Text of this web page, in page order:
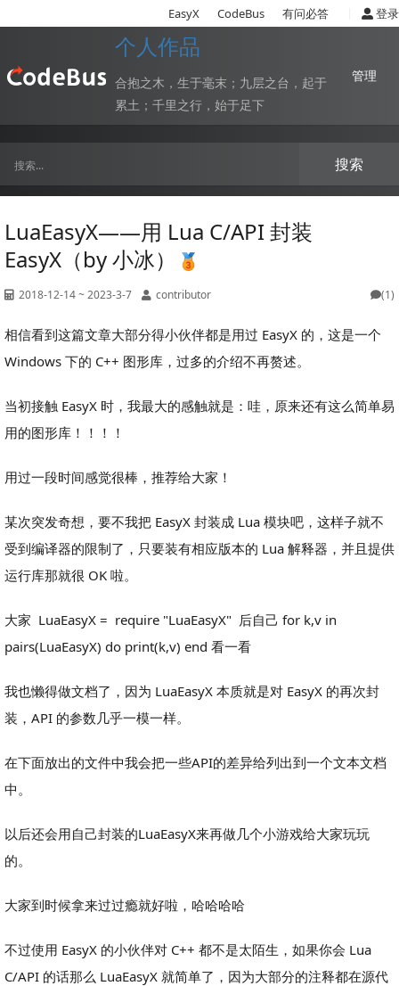
EasyX CodeBus 有问必答 登录
个人作品
合抱之木，生于毫末；九层之台，起于
累土；千里之行，始于足下
管理
LuaEasyX——用 Lua C/API 封装
EasyX（by 小冰）
2018-12-14 ~ 2023-3-7 contributor (1)
相信看到这篇文章大部分得小伙伴都是用过 EasyX 的，这是一个
Windows 下的 C++ 图形库，过多的介绍不再赘述。
当初接触 EasyX 时，我最大的感触就是：哇，原来还有这么简单易
用的图形库！！！！
用过一段时间感觉很棒，推荐给大家！
某次突发奇想，要不我把 EasyX 封装成 Lua 模块吧，这样子就不
受到编译器的限制了，只要装有相应版本的 Lua 解释器，并且提供
运行库那就很 OK 啦。
大家 LuaEasyX = require "LuaEasyX" 后自己 for k,v in
pairs(LuaEasyX) do print(k,v) end 看一看
我也懒得做文档了，因为 LuaEasyX 本质就是对 EasyX 的再次封
装，API 的参数几乎一模一样。
在下面放出的文件中我会把一些API的差异给列出到一个文本文档
中。
以后还会用自己封装的LuaEasyX来再做几个小游戏给大家玩玩
的。
大家到时候拿来过过瘾就好啦，哈哈哈哈
不过使用 EasyX 的小伙伴对 C++ 都不是太陌生，如果你会 Lua
C/API 的话那么 LuaEasyX 就简单了，因为大部分的注释都在源代
搜索